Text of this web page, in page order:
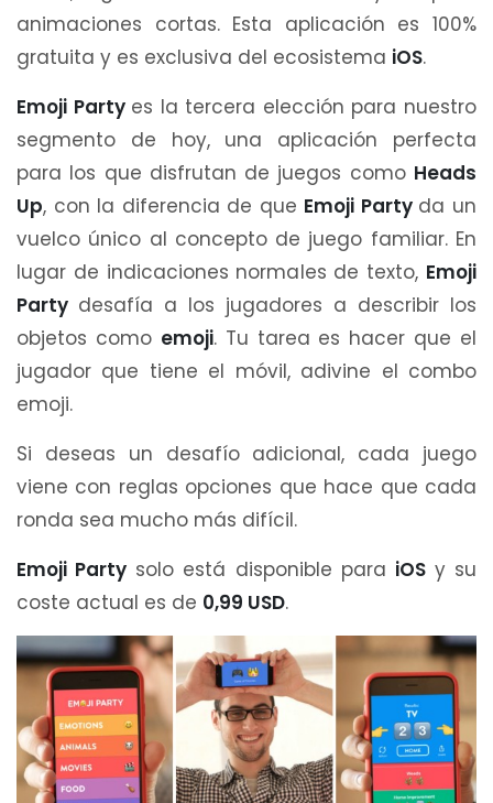
animaciones cortas. Esta aplicación es 100%
gratuita y es exclusiva del ecosistema iOS.
Emoji Party es la tercera elección para nuestro
segmento de hoy, una aplicación perfecta
para los que disfrutan de juegos como Heads
Up, con la diferencia de que Emoji Party da un
vuelco único al concepto de juego familiar. En
lugar de indicaciones normales de texto, Emoji
Party desafía a los jugadores a describir los
objetos como emoji. Tu tarea es hacer que el
jugador que tiene el móvil, adivine el combo
emoji.
Si deseas un desafío adicional, cada juego
viene con reglas opciones que hace que cada
ronda sea mucho más difícil.
Emoji Party solo está disponible para iOS y su
coste actual es de 0,99 USD.